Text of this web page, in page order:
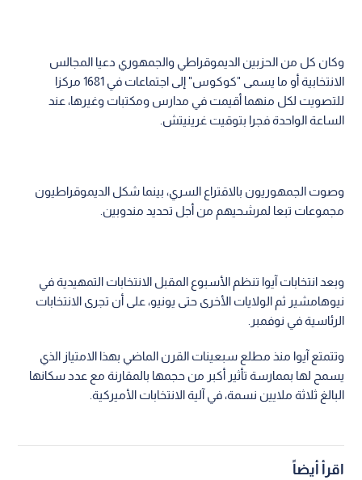
وكان كل من الحزبين الديموقراطي والجمهوري دعيا المجالس
الانتخابية أو ما يسمى "كوكوس" إلى اجتماعات في 1681 مركزا
للتصويت لكل منهما أقيمت في مدارس ومكتبات وغيرها، عند
الساعة الواحدة فجرا بتوقيت غرينيتش.
وصوت الجمهوريون بالاقتراع السري، بينما شكل الديموقراطيون
مجموعات تبعا لمرشحيهم من أجل تحديد مندوبين.
وبعد انتخابات آيوا تنظم الأسبوع المقبل الانتخابات التمهيدية في
نيوهامشير ثم الولايات الأخرى حتى يونيو، على أن تجرى الانتخابات
الرئاسية في نوفمبر.
وتتمتع آيوا منذ مطلع سبعينات القرن الماضي بهذا الامتياز الذي
يسمح لها بممارسة تأثير أكبر من حجمها بالمقارنة مع عدد سكانها
البالغ ثلاثة ملايين نسمة، في آلية الانتخابات الأميركية.
اقرأ أيضاً